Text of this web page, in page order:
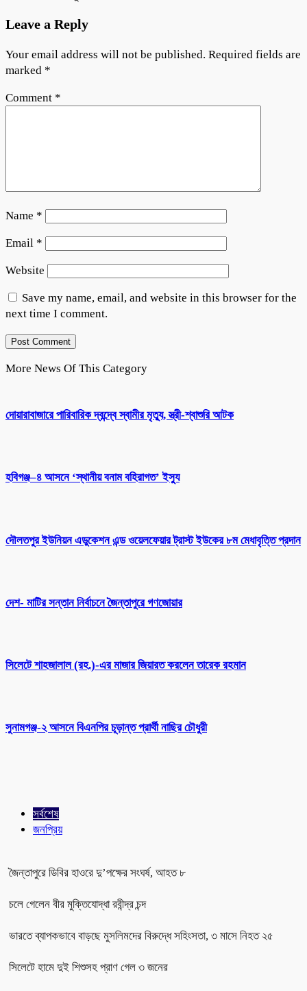
Leave a Reply
Your email address will not be published. Required fields are
marked *
Comment *
Name *
Email *
Website
Save my name, email, and website in this browser for the
next time I comment.
More News Of This Category
দোয়ারাবাজারে পারিবারিক দ্বন্দ্বে স্বামীর মৃত্যু, স্ত্রী-শ্বাশুরি আটক
হবিগঞ্জ–৪ আসনে ‘স্থানীয় বনাম বহিরাগত’ ইস্যু
দৌলতপুর ইউনিয়ন এডুকেশন এন্ড ওয়েলফেয়ার ট্রাস্ট ইউকের ৮ম মেধাবৃত্তি প্রদান
দেশ- মাটির সন্তান নির্বাচনে জৈন্তাপুরে গণজোয়ার
সিলেটে শাহজালাল (রহ.)-এর মাজার জিয়ারত করলেন তারেক রহমান
সুনামগঞ্জ-২ আসনে বিএনপির চূড়ান্ত প্রার্থী নাছির চৌধুরী
সর্বশেষ
জনপ্রিয়
জৈন্তাপুরে ডিবির হাওরে দু’পক্ষের সংঘর্ষ, আহত ৮
চলে গেলেন বীর মুক্তিযোদ্ধা রবীন্দ্র চন্দ
ভারতে ব্যাপকভাবে বাড়ছে মুসলিমদের বিরুদ্ধে সহিংসতা, ৩ মাসে নিহত ২৫
সিলেটে হামে দুই শিশুসহ প্রাণ গেল ৩ জনের